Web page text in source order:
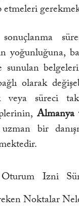
etmeleri
yoğunluğuna,
sunulan
olarak
veya süreci
Almanya
uzman bir
Oturum Izni
Noktalar